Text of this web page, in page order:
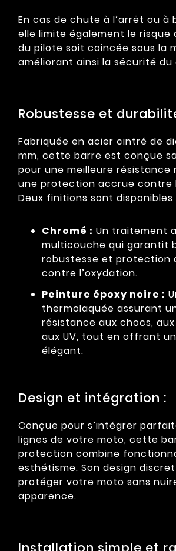
En cas de chute à l’arrêt ou à
elle limite également le risque
du pilote soit coincée sous la
améliorant ainsi la sécurité
Robustesse et
Fabriquée en acier cintré de
mm, cette barre est conçue
pour une meilleure résistance
une protection accrue contre
Deux finitions sont disponibles
Chromé : Un traitement
multicouche qui garantit
robustesse et protection
contre l’oxydation.
Peinture époxy noire :
thermolaquée assurant
résistance aux chocs,
aux UV, tout en offrant
élégant.
Design et intégration :
Conçue pour s’intégrer
lignes de votre moto, cette
protection combine
esthétisme. Son design
protéger votre moto sans
apparence.